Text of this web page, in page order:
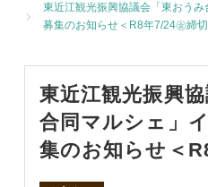
東近江観光振興協議会「東おう
募集のお知らせ＜R8年7/24㊎締切
東近江観光振興
合同マルシェ」
集のお知らせ＜